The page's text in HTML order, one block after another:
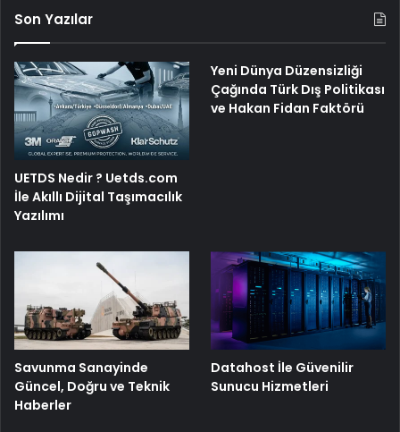
Son Yazılar
UETDS Nedir ? Uetds.com
İle Akıllı Dijital Taşımacılık
Yazılımı
Yeni Dünya Düzensizliği
Çağında Türk Dış Politikası
ve Hakan Fidan Faktörü
Savunma Sanayinde
Güncel, Doğru ve Teknik
Haberler
Datahost İle Güvenilir
Sunucu Hizmetleri